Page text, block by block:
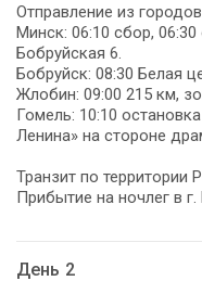
Отправление из
Минск: 06:10 сбор,
Бобруйская 6.
Бобруйск: 08:30 Белая
Жлобин: 09:00 215 км,
Гомель: 10:10
Ленина» на стороне
Транзит по территории
Прибытие на ночлег в
День 2